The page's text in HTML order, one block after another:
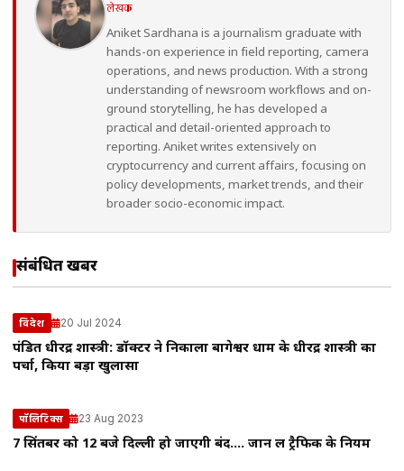
लेखक
Aniket Sardhana is a journalism graduate with
hands-on experience in field reporting, camera
operations, and news production. With a strong
understanding of newsroom workflows and on-
ground storytelling, he has developed a
practical and detail-oriented approach to
reporting. Aniket writes extensively on
cryptocurrency and current affairs, focusing on
policy developments, market trends, and their
broader socio-economic impact.
संबंधित खबरें
विदेश 20 Jul 2024
पंडित धीरेंद्र शास्त्री: डॉक्टर ने निकाला बागेश्वर धाम के धीरेंद्र शास्त्री का
पर्चा, किया बड़ा खुलासा
पॉलिटिक्स 23 Aug 2023
7 सिंतबर को 12 बजे दिल्ली हो जाएगी बंद…. जान लें ट्रैफिक के नियम